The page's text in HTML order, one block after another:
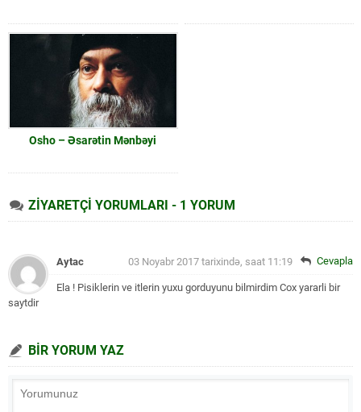
Osho – Əsarətin Mənbəyi
ZİYARETÇİ YORUMLARI - 1 YORUM
Aytac 03 Noyabr 2017 tarixində, saat 11:19
Ela ! Pisiklerin ve itlerin yuxu gorduyunu bilmirdim Cox yararli bir
saytdir
Cevapla
BİR YORUM YAZ